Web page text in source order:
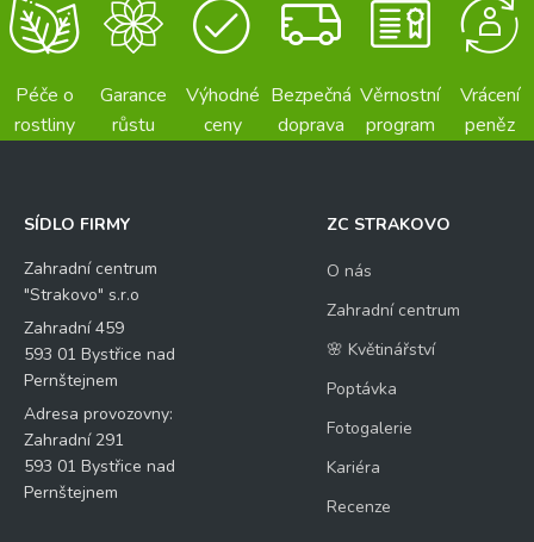
Péče o
rostliny
Garance
růstu
Výhodné
ceny
Bezpečná
doprava
Věrnostní
program
Vrácení
peněz
SÍDLO FIRMY
Zahradní centrum
"Strakovo" s.r.o
Zahradní 459
593 01 Bystřice nad
Pernštejnem
Adresa provozovny:
Zahradní 291
593 01 Bystřice nad
Pernštejnem
ZC STRAKOVO
O nás
Zahradní centrum
🌸 Květinářství
Poptávka
Fotogalerie
Kariéra
Recenze